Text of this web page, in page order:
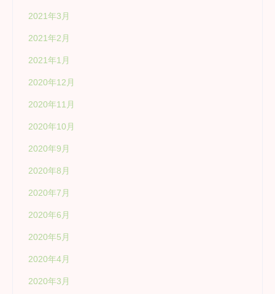
2021年3月
2021年2月
2021年1月
2020年12月
2020年11月
2020年10月
2020年9月
2020年8月
2020年7月
2020年6月
2020年5月
2020年4月
2020年3月